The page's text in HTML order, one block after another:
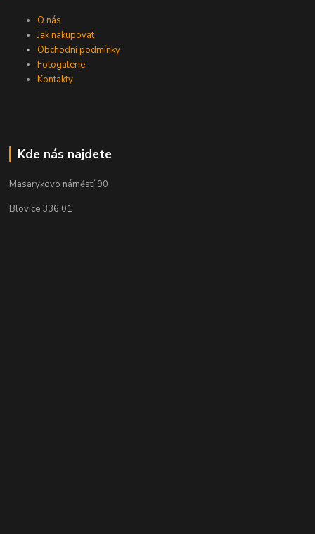
O nás
Jak nakupovat
Obchodní podmínky
Fotogalerie
Kontakty
Kde nás najdete
Masarykovo náměstí 90
Blovice 336 01